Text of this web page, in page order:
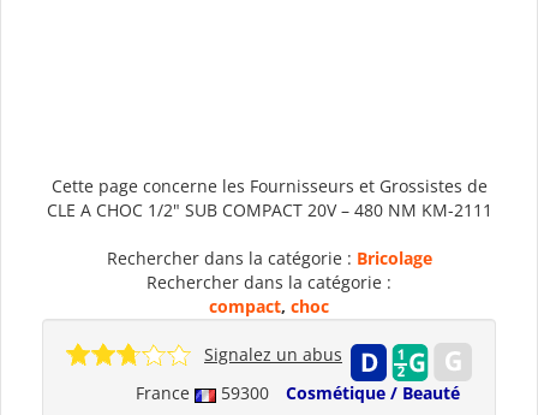
Cette page concerne les Fournisseurs et Grossistes de
CLE A CHOC 1/2" SUB COMPACT 20V – 480 NM KM-2111
Rechercher dans la catégorie : Bricolage
Rechercher dans la catégorie :
compact, choc
France 59300 Cosmétique / Beauté
Signalez un abus